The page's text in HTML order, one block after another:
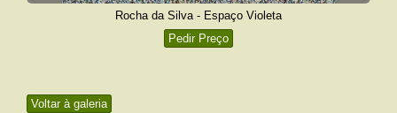
Voltar à galeria
Rocha da Silva - Espaço Violeta
Pedir Preço